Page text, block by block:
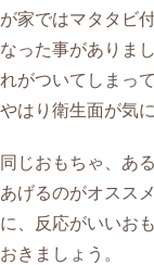
家ではマタタビ
った事がありま
がついてしまっ
はり衛生面が気
じおもちゃ、あ
げるのがオスス
、反応がいいお
きましょう。